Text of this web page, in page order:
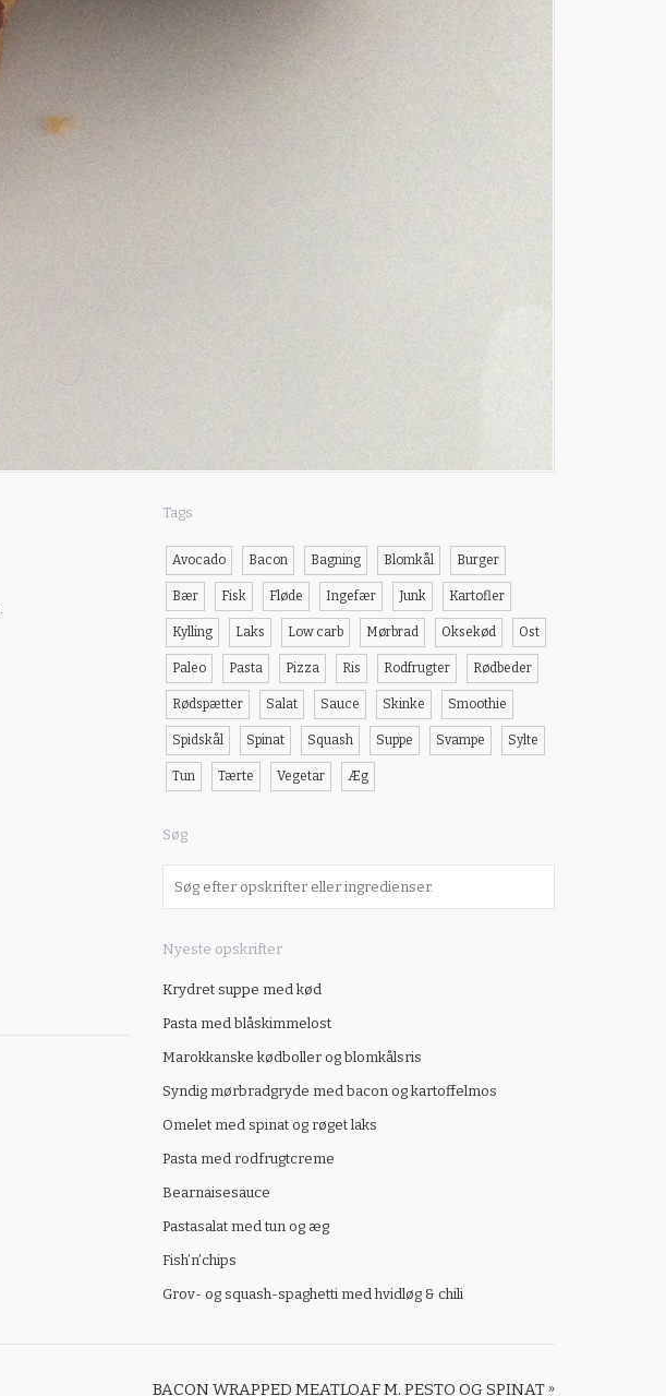
Tags
Avocado Bacon Bagning Blomkål Burger
Bær Fisk Fløde Ingefær Junk Kartofler
Kylling Laks Low carb Mørbrad Oksekød Ost
Paleo Pasta Pizza Ris Rodfrugter Rødbeder
Rødspætter Salat Sauce Skinke Smoothie
Spidskål Spinat Squash Suppe Svampe Sylte
Tun Tærte Vegetar Æg
Søg
Nyeste opskrifter
Krydret suppe med kød
Pasta med blåskimmelost
Marokkanske kødboller og blomkålsris
Syndig mørbradgryde med bacon og kartoffelmos
Omelet med spinat og røget laks
Pasta med rodfrugtcreme
Bearnaisesauce
Pastasalat med tun og æg
Fish’n’chips
Grov- og squash-spaghetti med hvidløg & chili
BACON WRAPPED MEATLOAF M. PESTO OG SPINAT »